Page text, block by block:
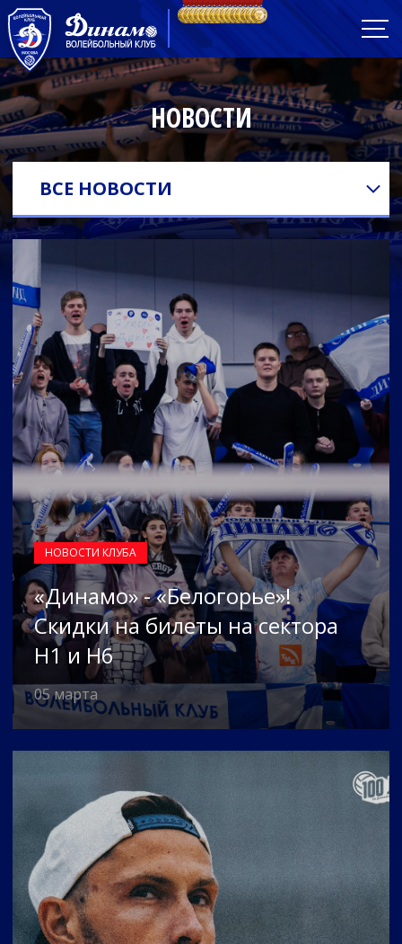
НОВОСТИ
ВСЕ НОВОСТИ
НОВОСТИ КЛУБА
«Динамо» - «Белогорье»!
Скидки на билеты на сектора
H1 и H6
05 марта